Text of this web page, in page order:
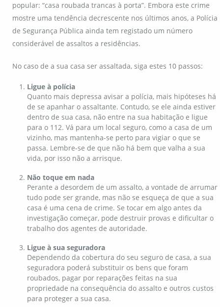
popular: “casa roubada trancas à porta”. Embora este crime
mostre uma tendência decrescente nos últimos anos, a Polícia
de Segurança Pública ainda tem registado um número
considerável de assaltos a residências.
No caso de a sua casa ser assaltada, siga estes 10 passos:
Ligue à polícia
Quanto mais depressa avisar a polícia, mais hipóteses há
de se apanhar o assaltante. Contudo, se ele ainda estiver
dentro de sua casa, não entre na sua habitação e ligue
para o 112. Vá para um local seguro, como a casa de um
vizinho, mas mantenha-se perto para vigiar o que se
passa. Lembre-se de que não há bem que valha a sua
vida, por isso não a arrisque.
Não toque em nada
Perante a desordem de um assalto, a vontade de arrumar
tudo pode ser grande, mas não se esqueça de que a sua
casa é uma cena de crime. Se tocar em algo antes da
investigação começar, pode destruir provas e dificultar o
trabalho dos agentes de autoridade.
Ligue à sua seguradora
Dependendo da cobertura do seu seguro de casa, a sua
seguradora poderá substituir os bens que foram
roubados, pagar por reparações feitas na sua
propriedade na consequência do assalto e outros custos
para proteger a sua casa.